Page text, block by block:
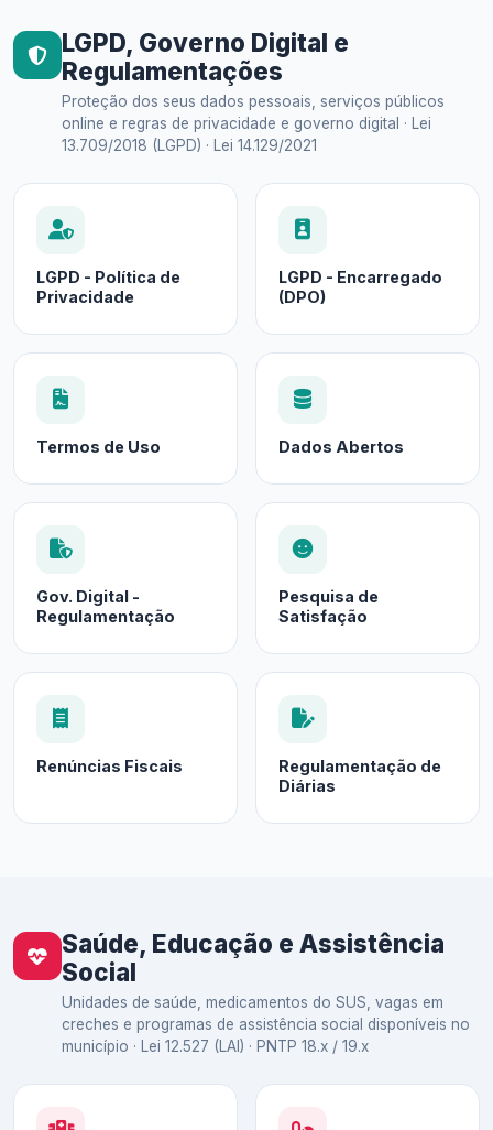
LGPD, Governo Digital e
Regulamentações
Proteção dos seus dados pessoais, serviços públicos
online e regras de privacidade e governo digital · Lei
13.709/2018 (LGPD) · Lei 14.129/2021
LGPD - Política de
Privacidade
LGPD - Encarregado
(DPO)
Termos de Uso Dados Abertos
Gov. Digital -
Regulamentação
Pesquisa de
Satisfação
Renúncias Fiscais
Regulamentação de
Diárias
Saúde, Educação e Assistência
Social
Unidades de saúde, medicamentos do SUS, vagas em
creches e programas de assistência social disponíveis no
município · Lei 12.527 (LAI) · PNTP 18.x / 19.x